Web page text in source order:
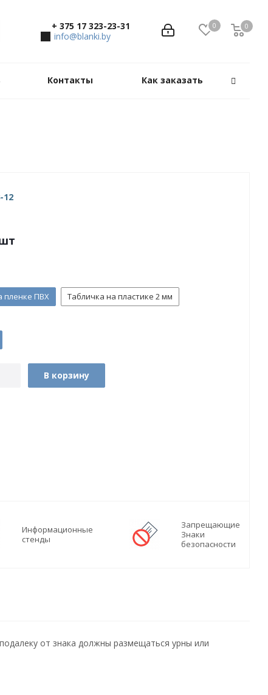
0 0
0
+ 375 17 323-23-31
info@blanki.by
Контакты Как заказать
12
пленке ПВХ
Табличка на пластике 2 мм
В корзину
Информационные
стенды
Запрещающие
Знаки
безопасности
от знака должны размещаться урны или